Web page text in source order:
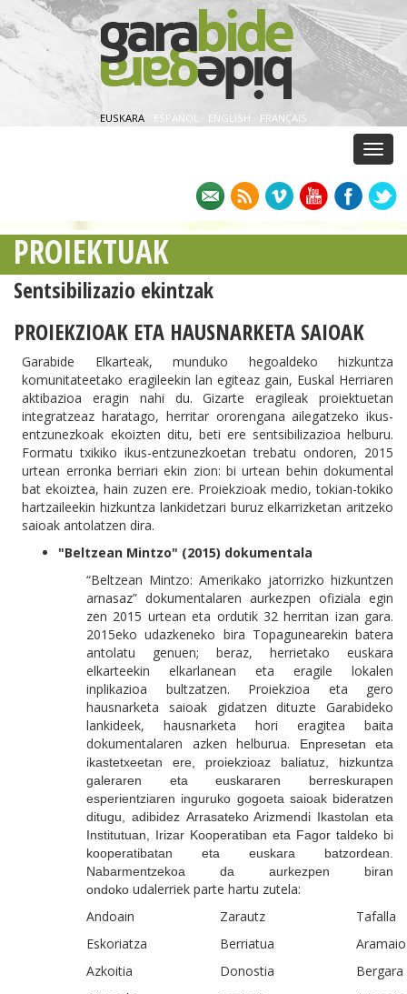
EUSKARA ESPAÑOL · ENGLISH · FRANÇAIS
PROIEKTUAK
Sentsibilizazio ekintzak
PROIEKZIOAK ETA HAUSNARKETA SAIOAK
Garabide Elkarteak, munduko hegoaldeko hizkuntza
komunitateetako eragileekin lan egiteaz gain, Euskal Herriaren
aktibazioa eragin nahi du. Gizarte eragileak proiektuetan
integratzeaz haratago, herritar ororengana ailegatzeko ikus-
entzunezkoak ekoizten ditu, beti ere sentsibilizazioa helburu.
Formatu txikiko ikus-entzunezkoetan trebatu ondoren, 2015
urtean erronka berriari ekin zion: bi urtean behin dokumental
bat ekoiztea, hain zuzen ere. Proiekzioak medio, tokian-tokiko
hartzaileekin hizkuntza lankidetzari buruz elkarrizketan aritzeko
saioak antolatzen dira.
"Beltzean Mintzo" (2015) dokumentala
“Beltzean Mintzo: Amerikako jatorrizko hizkuntzen
arnasaz” dokumentalaren aurkezpen ofiziala egin
zen 2015 urtean eta ordutik 32 herritan izan gara.
2015eko udazkeneko bira Topagunearekin batera
antolatu genuen; beraz, herrietako euskara
elkarteekin elkarlanean eta eragile lokalen
inplikazioa bultzatzen. Proiekzioa eta gero
hausnarketa saioak gidatzen dituzte Garabideko
lankideek, hausnarketa hori eragitea baita
dokumentalaren azken helburua.
Enpresetan eta
ikastetxeetan ere, proiekzioaz baliatuz, hizkuntza
galeraren eta euskararen berreskurapen
esperientziaren inguruko gogoeta saioak bideratzen
ditugu, adibidez Arrasateko Arizmendi Ikastolan eta
Institutuan, Irizar Kooperatiban eta Fagor taldeko bi
kooperatibatan eta euskara batzordean.
Nabarmentzekoa da aurkezpen biran
ondoko udalerriek parte hartu zutela:
Andoain
Zarautz
Tafalla
Eskoriatza
Berriatua
Aramaio
Azkoitia
Donostia
Bergara